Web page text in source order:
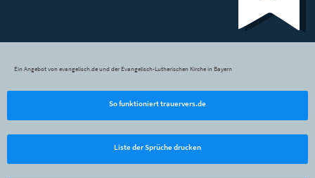
Ein Angebot von evangelisch.de und der Evangelisch-Lutherischen Kirche in Bayern
So funktioniert trauervers.de
Liste der Sprüche drucken